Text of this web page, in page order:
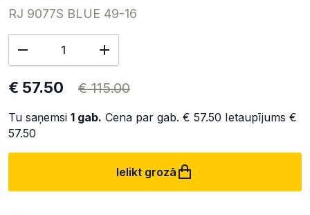
RJ 9077S BLUE 49-16
€ 57.50 € 115.00
Tu saņemsi 1 gab. Cena par gab. € 57.50 Ietaupījums €
57.50
Ielikt grozā